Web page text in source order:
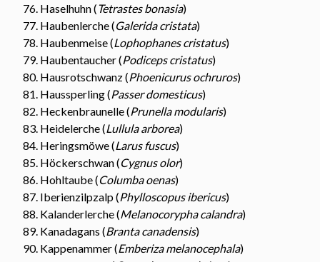
Haselhuhn (Tetrastes bonasia)
Haubenlerche (Galerida cristata)
Haubenmeise (Lophophanes cristatus)
Haubentaucher (Podiceps cristatus)
Hausrotschwanz (Phoenicurus ochruros)
Haussperling (Passer domesticus)
Heckenbraunelle (Prunella modularis)
Heidelerche (Lullula arborea)
Heringsmöwe (Larus fuscus)
Höckerschwan (Cygnus olor)
Hohltaube (Columba oenas)
Iberienzilpzalp (Phylloscopus ibericus)
Kalanderlerche (Melanocorypha calandra)
Kanadagans (Branta canadensis)
Kappenammer (Emberiza melanocephala)